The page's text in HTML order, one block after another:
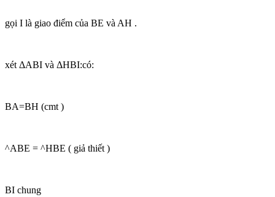
gọi I là giao điểm của BE và AH .
xét ΔABI và ΔHBI:có:
BA=BH (cmt )
^ABE = ^HBE ( giả thiết )
BI chung